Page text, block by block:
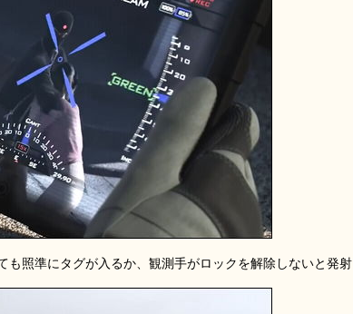
も照準にタグが入るか、観測手がロックを解除しないと発射